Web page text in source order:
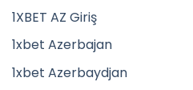
1XBET AZ Giriş
1xbet Azerbajan
1xbet Azerbaydjan